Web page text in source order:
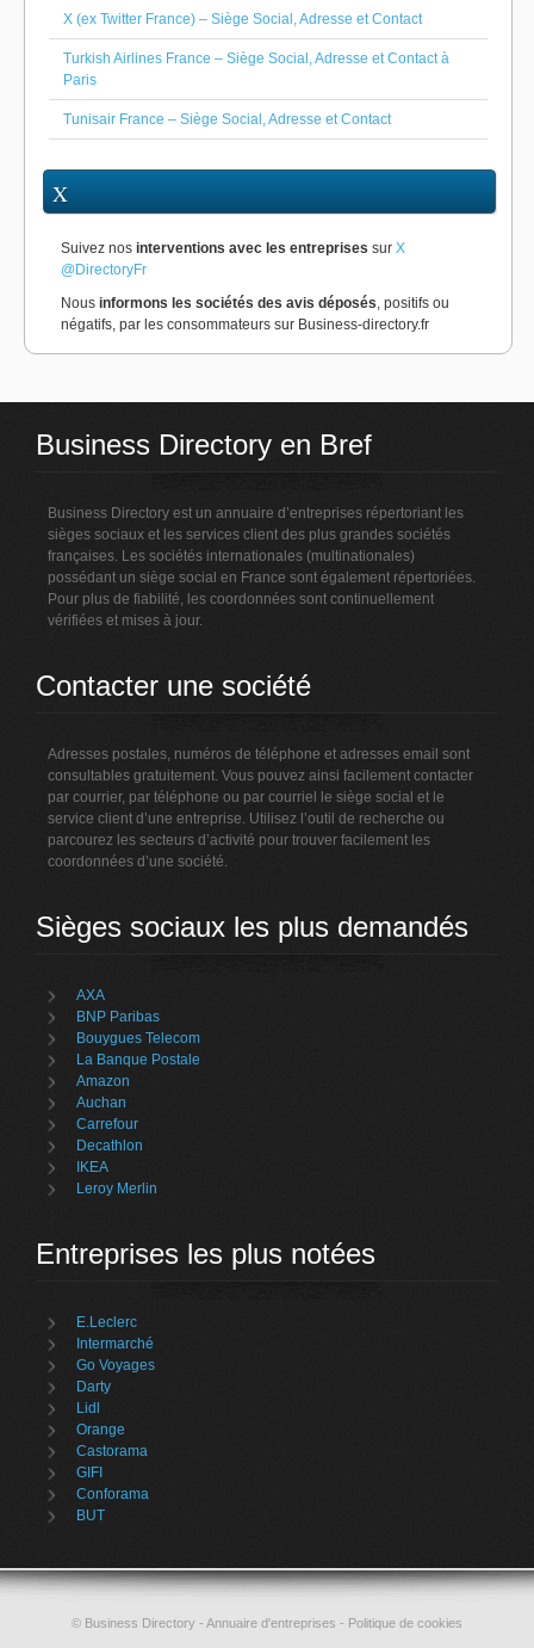
X (ex Twitter France) – Siège Social, Adresse et Contact
Turkish Airlines France – Siège Social, Adresse et Contact à
Paris
Tunisair France – Siège Social, Adresse et Contact
X
Suivez nos interventions avec les entreprises sur X
@DirectoryFr
Nous informons les sociétés des avis déposés, positifs ou
négatifs, par les consommateurs sur Business-directory.fr
Business Directory en Bref
Business Directory est un annuaire d’entreprises répertoriant les
sièges sociaux et les services client des plus grandes sociétés
françaises. Les sociétés internationales (multinationales)
possédant un siège social en France sont également répertoriées.
Pour plus de fiabilité, les coordonnées sont continuellement
vérifiées et mises à jour.
Contacter une société
Adresses postales, numéros de téléphone et adresses email sont
consultables gratuitement. Vous pouvez ainsi facilement contacter
par courrier, par téléphone ou par courriel le siège social et le
service client d’une entreprise. Utilisez l’outil de recherche ou
parcourez les secteurs d’activité pour trouver facilement les
coordonnées d’une société.
Sièges sociaux les plus demandés
AXA
BNP Paribas
Bouygues Telecom
La Banque Postale
Amazon
Auchan
Carrefour
Decathlon
IKEA
Leroy Merlin
Entreprises les plus notées
E.Leclerc
Intermarché
Go Voyages
Darty
Lidl
Orange
Castorama
GIFI
Conforama
BUT
© Business Directory - Annuaire d'entreprises - Politique de cookies